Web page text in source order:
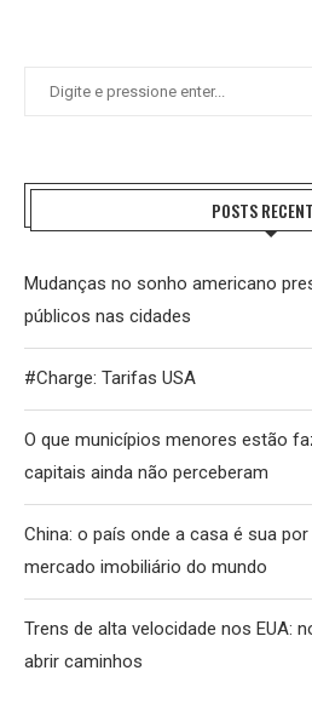
POSTS
Mudanças no sonho americano
públicos nas cidades
#Charge: Tarifas USA
O que municípios menores estão
capitais ainda não perceberam
China: o país onde a casa é sua
mercado imobiliário do mundo
Trens de alta velocidade nos EUA:
abrir caminhos